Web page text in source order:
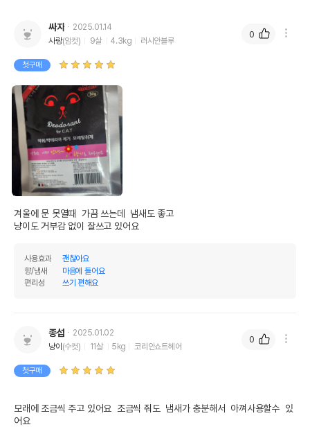
싸자
2025.01.14
사랑(암컷) 9살 4.3kg 러시안블루
첫구매
겨울에 문 못열때  가끔 쓰는데  냄새도 좋고
냥이도 거부감 없이 잘쓰고 있어요
사용효과
괜찮아요
향/냄새
마음에 들어요
편리성
쓰기 편해요
0
종섭
2025.01.02
냥이 (수컷) 11살 5kg 코리안쇼트헤어
첫구매
모래에 조금씩 주고 있어요  조금씩 줘도  냄새가 충분해서  아껴사용할수  있
어요
0